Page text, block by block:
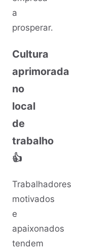
a
prosperar.
Cultura
aprimorada
no
local
de
trabalho
👍
Trabalhadores
motivados
e
apaixonados
tendem